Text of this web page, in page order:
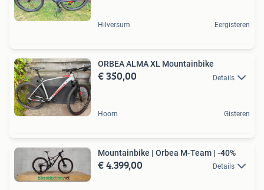
Hilversum Eergisteren
ORBEA ALMA XL Mountainbike
€ 350,00 Details
Hoorn Gisteren
Mountainbike | Orbea M-Team | -40%
€ 4.399,00 Details